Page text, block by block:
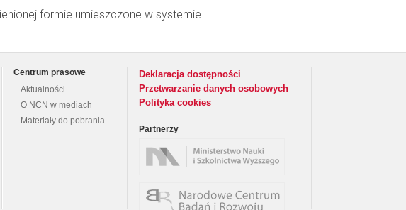
formie umieszczone w systemie.
Centrum prasowe
Aktualności
O NCN w mediach
Materiały do pobrania
Deklaracja dostępności
Przetwarzanie danych osobowych
Polityka cookies
Partnerzy